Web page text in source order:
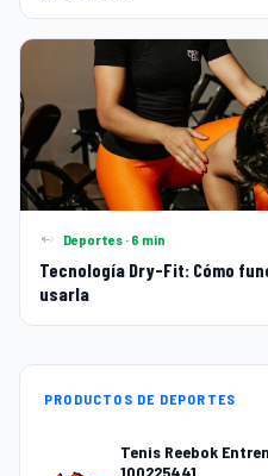
Deportes · 6 min
Tecnología Dry-Fit: Cómo
usarla
PRODUCTOS DE DEPORTES
Tenis Reebok